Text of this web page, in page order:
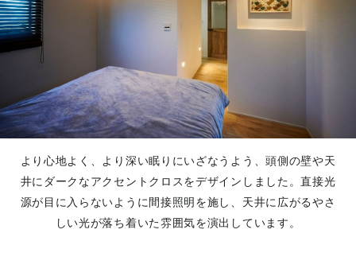
より心地よく、より深い眠りにいざなうよう、頭側の壁や天
井にダークなアクセントクロスをデザインしました。直接光
源が目に入らないように間接照明を施し、天井に広がるやさ
しい光が落ち着いた雰囲気を演出しています。